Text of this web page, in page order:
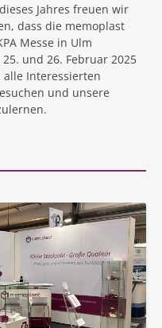
Jahres freuen wir
dass die memoplast
Messe in Ulm
und 26. Februar 2025
Interessierten
und unsere